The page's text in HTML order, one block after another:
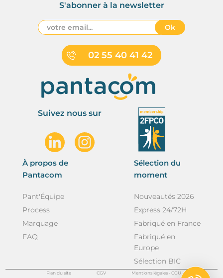
02 55 40 41 42
S'abonner à la newsletter
Ok
Suivez nous sur
À propos de
Pantacom
Pant'Équipe
Process
Marquage
FAQ
Sélection du
moment
Nouveautés 2026
Express 24/72H
Fabriqué en France
Fabriqué en
Europe
Sélection BIC
Plan du site CGV Mentions légales - CGU